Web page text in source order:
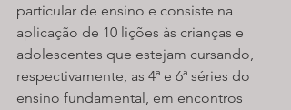
particular de ensino e consiste na
aplicação de 10 lições às crianças e
adolescentes que estejam cursando,
respectivamente, as 4ª e 6ª séries do
ensino fundamental, em encontros